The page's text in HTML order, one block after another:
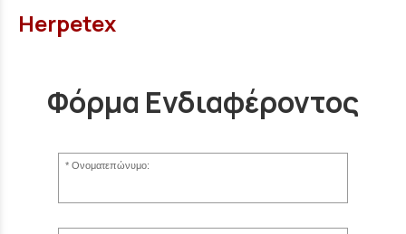
Herpetex
Φόρμα Ενδιαφέροντος
Ονοματεπώνυμο: